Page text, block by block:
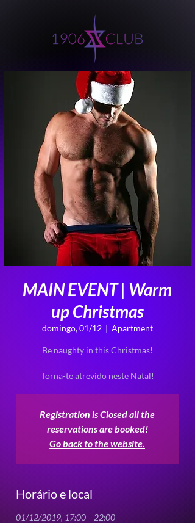
MAIN EVENT | Warm
up Christmas
domingo, 01/12
  |
Apartment
Be naughty in this Christmas!
Registration is Closed all the
reservations are booked!
Go back to the website.
Horário e local
01/12/2019, 17:00 – 22:00